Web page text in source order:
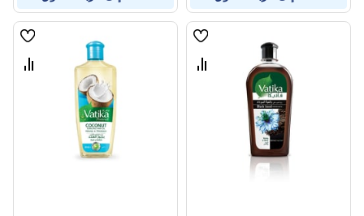
قائمة
قارن
قائمة
قارن